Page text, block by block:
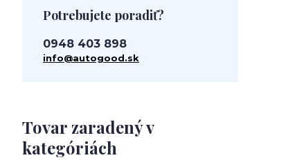
Tovar zaradený v
kategóriách
Potrebujete poradiť?
0948 403 898
info@autogood.sk